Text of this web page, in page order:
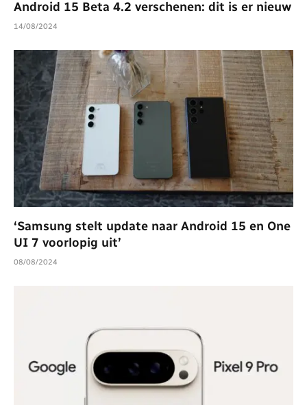
Android 15 Beta 4.2 verschenen: dit is er nieuw
14/08/2024
‘Samsung stelt update naar Android 15 en One
UI 7 voorlopig uit’
08/08/2024